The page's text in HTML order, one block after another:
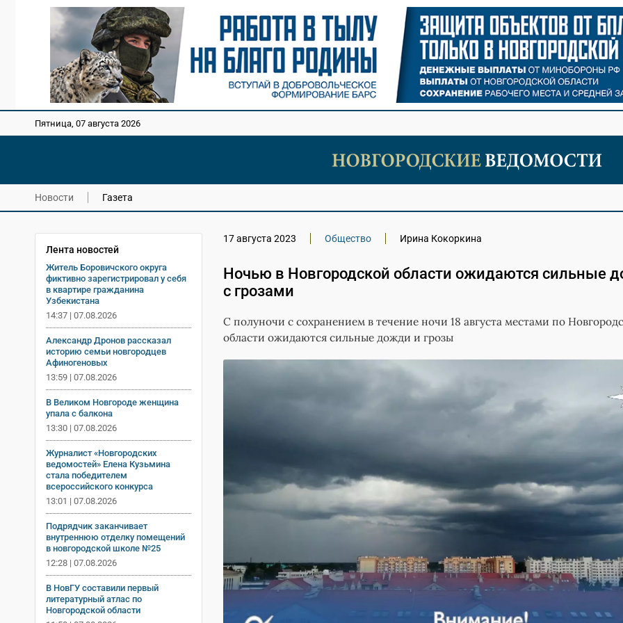
Пятница, 07 августа 2026
Новости Газета
Лента новостей
Житель Боровичского округа
фиктивно зарегистрировал у себя
в квартире гражданина
Узбекистана
14:37 | 07.08.2026
Александр Дронов рассказал
историю семьи новгородцев
Афиногеновых
13:59 | 07.08.2026
В Великом Новгороде женщина
упала с балкона
13:30 | 07.08.2026
Журналист «Новгородских
ведомостей» Елена Кузьмина
стала победителем
всероссийского конкурса
13:01 | 07.08.2026
Подрядчик заканчивает
внутреннюю отделку помещений
в новгородской школе №25
12:28 | 07.08.2026
В НовГУ составили первый
литературный атлас по
Новгородской области
17 августа 2023 Общество Ирина Кокоркина
Ночью в Новгородской области ожидаются сильные
с грозами
С полуночи с сохранением в течение ночи 18 августа местами по
области ожидаются сильные дожди и грозы